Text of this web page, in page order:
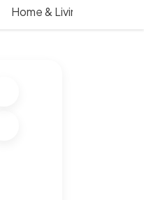
Home & Living